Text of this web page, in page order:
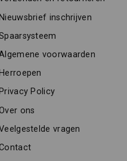
Nieuwsbrief inschrijven
voorwaarden
Policy
ons
vragen